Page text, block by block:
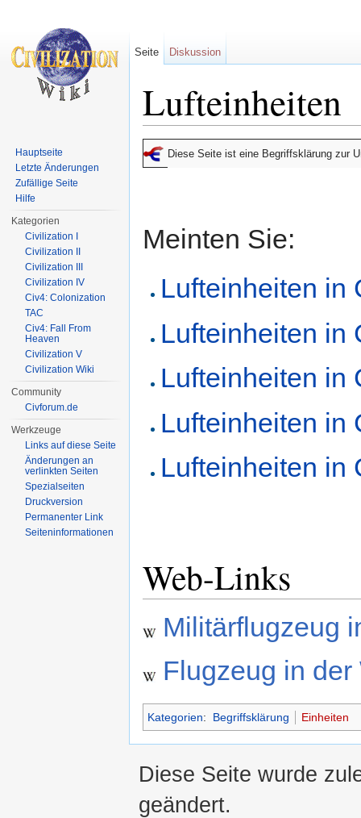
Lufteinheiten
Diese Seite ist eine Begriffsklärung zur
Meinten Sie:
Lufteinheiten in
Lufteinheiten in
Lufteinheiten in
Lufteinheiten in
Lufteinheiten in
Web-Links
Militärflugzeug
Flugzeug in
Kategorien: Begriffsklärung Einheiten
Seite Diskussion
Hauptseite
Letzte Änderungen
Zufällige Seite
Hilfe
Kategorien
Civilization I
Civilization II
Civilization III
Civilization IV
Civ4: Colonization
TAC
Civ4: Fall From
Heaven
Civilization V
Civilization Wiki
Community
Civforum.de
Werkzeuge
Links auf diese Seite
Änderungen an
verlinkten Seiten
Spezialseiten
Druckversion
Permanenter Link
Seiten­informationen
Diese Seite wurde
geändert.